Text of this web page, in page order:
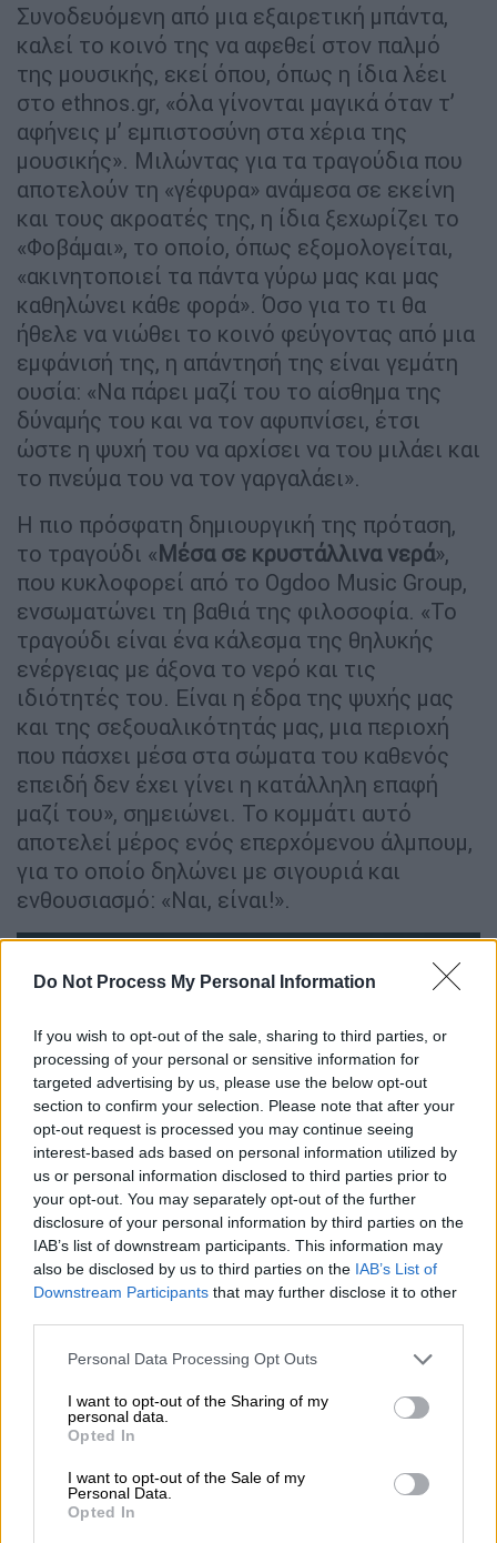
Do Not Process My Personal Information
If you wish to opt-out of the sale, sharing to third parties, or
processing of your personal or sensitive information for
targeted advertising by us, please use the below opt-out
section to confirm your selection. Please note that after your
opt-out request is processed you may continue seeing
interest-based ads based on personal information utilized by
us or personal information disclosed to third parties prior to
your opt-out. You may separately opt-out of the further
disclosure of your personal information by third parties on the
IAB’s list of downstream participants. This information may
also be disclosed by us to third parties on the IAB’s List of
Downstream Participants that may further disclose it to other
Please note that this website/app uses one or more Google
not limited to your visit or usage behaviour. You may click to
grant or deny consent to Google and its third-party tags to
use your data for below specified purposes in below Google
consent section.
Personal Data Processing Opt Outs
I want to opt-out of the Sharing of my
personal data.
Opted In
I want to opt-out of the Sale of my
Personal Data.
Opted In
Συνοδευόμενη από μια εξαιρετική μπάντα,
καλεί το κοινό της να αφεθεί στον παλμό
της μουσικής, εκεί όπου, όπως η ίδια λέει
στο ethnos.gr, «όλα γίνονται μαγικά όταν τ’
αφήνεις μ’ εμπιστοσύνη στα χέρια της
μουσικής». Μιλώντας για τα τραγούδια που
αποτελούν τη «γέφυρα» ανάμεσα σε εκείνη
και τους ακροατές της, η ίδια ξεχωρίζει το
«Φοβάμαι», το οποίο, όπως εξομολογείται,
«ακινητοποιεί τα πάντα γύρω μας και μας
καθηλώνει κάθε φορά». Όσο για το τι θα
ήθελε να νιώθει το κοινό φεύγοντας από μια
εμφάνισή της, η απάντησή της είναι γεμάτη
ουσία: «Να πάρει μαζί του το αίσθημα της
δύναμής του και να τον αφυπνίσει, έτσι
ώστε η ψυχή του να αρχίσει να του μιλάει και
το πνεύμα του να τον γαργαλάει».
Η πιο πρόσφατη δημιουργική της πρόταση,
το τραγούδι «Μέσα σε κρυστάλλινα νερά»,
που κυκλοφορεί από το Ogdoo Music Group,
ενσωματώνει τη βαθιά της φιλοσοφία. «Το
τραγούδι είναι ένα κάλεσμα της θηλυκής
ενέργειας με άξονα το νερό και τις
ιδιότητές του. Είναι η έδρα της ψυχής μας
και της σεξουαλικότητάς μας, μια περιοχή
που πάσχει μέσα στα σώματα του καθενός
επειδή δεν έχει γίνει η κατάλληλη επαφή
μαζί του», σημειώνει. Το κομμάτι αυτό
αποτελεί μέρος ενός επερχόμενου άλμπουμ,
για το οποίο δηλώνει με σιγουριά και
ενθουσιασμό: «Ναι, είναι!».
video
Πιστεύετε ότι η αυξημένη πρόσβαση στη
μουσική μέσω πλατφορμών όπως το
YouTube και το Spotify έχει θετικό ή
Η μουσική βιομηχανία είναι πλέον αυτές οι
βολικές κατά κάποιο τρόπο. Μαθαίνουμε
πολλά πράγματα που δεν θα τα γνωρίζαμε
τόσο άμεσα. Σίγουρα έχει κινδύνους μια
τέτοια πρακτική. Όλα έχουν σχέση με το πώς